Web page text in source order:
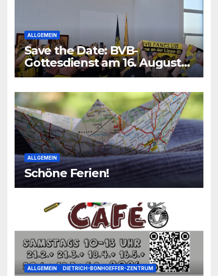
ALLGEMEIN
Save the Date: BVB-
Gottesdienst am 16. August
2026
ALLGEMEIN
Schöne Ferien!
ALLGEMEIN DIETRICH-BONHOEFFER-ZENTRUM